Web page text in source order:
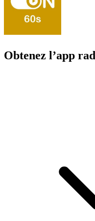
Obtenez l’app